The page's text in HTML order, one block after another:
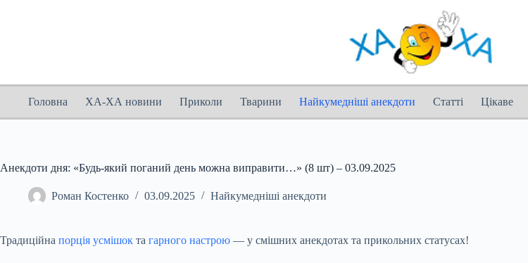
Головна ХА-ХА новини Приколи Тварини Найкумедніші анекдоти Статті Цікаве
Анекдоти дня: «Будь-який поганий день можна виправити…» (8 шт) – 03.09.2025
Роман Костенко 03.09.2025 Найкумедніші анекдоти
Традиційна порція усмішок та гарного настрою — у смішних анекдотах та прикольних статусах!